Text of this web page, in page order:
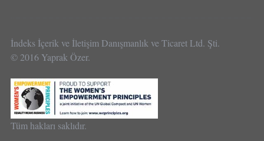
İndeks İçerik ve İletişim Danışmanlık ve Ticaret Ltd. Şti.
© 2016 Yaprak Özer.
Tüm hakları saklıdır.